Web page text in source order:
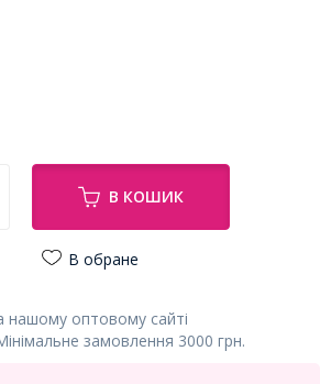
В КОШИК
В обране
нашому оптовому сайті
замовлення 3000 грн.